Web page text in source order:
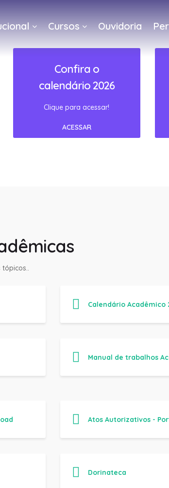
Cursos Ouvidoria
Confira o
calendário 2026
Clique para acessar!
ACESSAR
Calendário Acadêmico
Manual de trabalhos
Atos Autorizativos -
Dorinateca